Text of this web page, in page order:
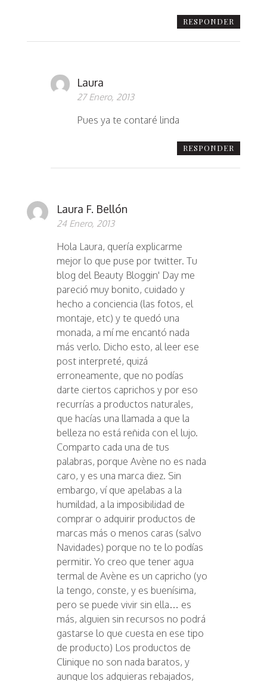
RESPONDER
Laura
27 Enero, 2013
Pues ya te contaré linda
RESPONDER
Laura F. Bellón
24 Enero, 2013
Hola Laura, quería explicarme
mejor lo que puse por twitter. Tu
blog del Beauty Bloggin' Day me
pareció muy bonito, cuidado y
hecho a conciencia (las fotos, el
montaje, etc) y te quedó una
monada, a mí me encantó nada
más verlo. Dicho esto, al leer ese
post interpreté, quizá
erroneamente, que no podías
darte ciertos caprichos y por eso
recurrías a productos naturales,
que hacías una llamada a que la
belleza no está reñida con el lujo.
Comparto cada una de tus
palabras, porque Avène no es nada
caro, y es una marca diez. Sin
embargo, ví que apelabas a la
humildad, a la imposibilidad de
comprar o adquirir productos de
marcas más o menos caras (salvo
Navidades) porque no te lo podías
permitir. Yo creo que tener agua
termal de Avène es un capricho (yo
la tengo, conste, y es buenísima,
pero se puede vivir sin ella… es
más, alguien sin recursos no podrá
gastarse lo que cuesta en ese tipo
de producto) Los productos de
Clinique no son nada baratos, y
aunque los adquieras rebajados,